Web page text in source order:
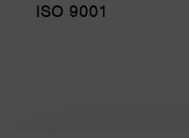
ISO 9001